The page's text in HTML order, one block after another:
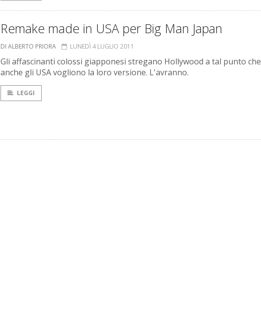
Remake made in USA per Big Man Japan
DI ALBERTO PRIORA LUNEDÌ 4 LUGLIO 2011
Gli affascinanti colossi giapponesi stregano Hollywood a tal punto che
anche gli USA vogliono la loro versione. L'avranno.
LEGGI